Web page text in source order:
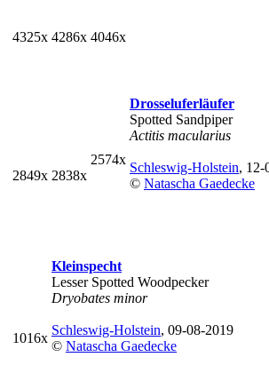
4325x 4286x 4046x
2849x 2838x
2574x
Drosseluferläufer
Spotted Sandpiper
Actitis macularius
Schleswig-Holstein, 12-
© Natascha Gaedecke
1016x
Kleinspecht
Lesser Spotted Woodpecker
Dryobates minor
Schleswig-Holstein, 09-08-2019
© Natascha Gaedecke